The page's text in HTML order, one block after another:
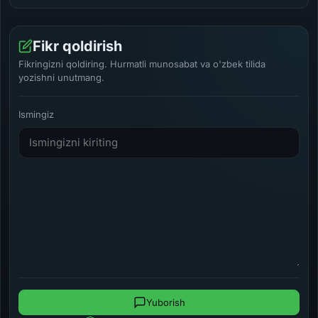
Fikr qoldirish
Fikringizni qoldiring. Hurmatli munosabat va o'zbek tilida
yozishni unutmang.
Ismingiz
Yuborish